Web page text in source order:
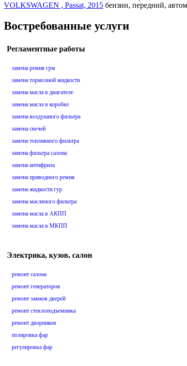
VOLKSWAGEN , Passat, 2015 бензин, передний,
Востребованные услуги
Регламентные работы
замена ремня грм
замена тормозной жидкости
замена масла в двигателе
замена масла в коробке
замена воздушного фильтра
замена свечей
замена топливного фильтра
замена фильтра салона
замена антифриза
замена приводного ремня
замена жидкости гур
замена масляного фильтра
замена масла в АКПП
замена масла в МКПП
Электрика, кузов, салон
ремонт салона
ремонт генераторов
ремонт замков дверей
ремонт стеклоподъемника
ремонт дворников
полировка фар
регулировка фар